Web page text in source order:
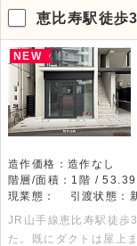
恵比寿駅徒歩
NEW
造作価格：造作なし
階層/面積：1階 /
現業態：
引渡状態：
JR山手線恵比寿駅徒歩
た。既にダクトは屋上